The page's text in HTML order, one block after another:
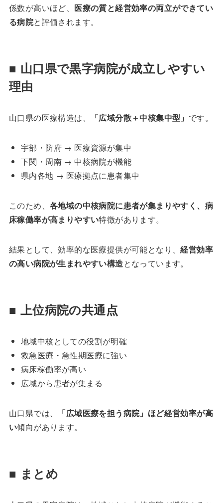
係数が高いほど、 医療の質と経営効率の両立ができてい
る病院と評価されます。
■ 山口県で黒字病院が成立しやすい
理由
山口県の医療構造は、 「広域分散＋中核集中型」 です。
宇部・防府 → 医療資源が集中
下関・周南 → 中核病院が機能
県内各地 → 医療拠点に患者集中
このため、 各地域の中核病院に患者が集まりやすく、病
床稼働率が高まりやすい特徴があります。
結果として、効率的な医療提供が可能となり、経営効率
の高い病院が生まれやすい構造となっています。
■ 上位病院の共通点
地域中核としての役割が明確
救急医療・急性期医療に強い
病床稼働率が高い
広域から患者が集まる
山口県では、
「広域医療を担う病院」ほど経営効率が高
い傾向があります。
■ まとめ